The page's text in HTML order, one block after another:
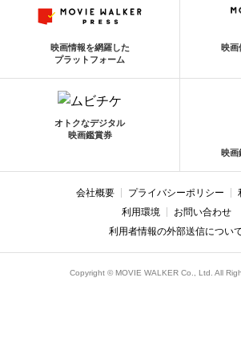
映画情報を網羅した
プラットフォーム
映画
オトクなデジタル
映画鑑賞券
映画
会社概要 プライバシーポリシー
利用環境
お問い合わせ
利用者情報の外部送信につい
Copyright © MOVIE WALKER Co., Ltd. All